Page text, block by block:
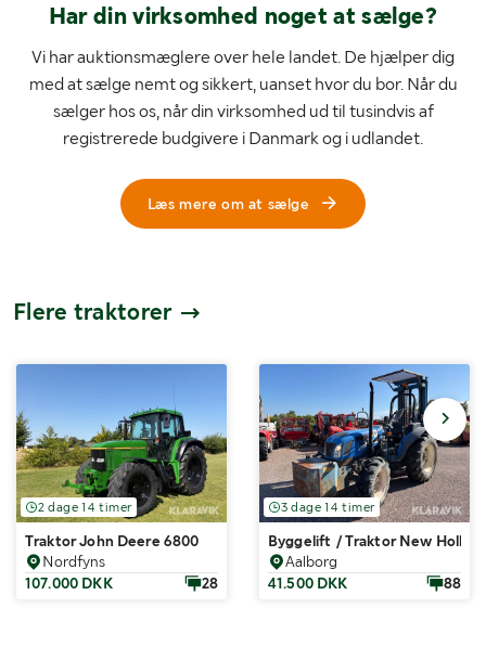
Har din virksomhed noget at sælge?
Vi har auktionsmæglere over hele landet. De hjælper dig
med at sælge nemt og sikkert, uanset hvor du bor. Når du
sælger hos os, når din virksomhed ud til tusindvis af
registrerede budgivere i Danmark og i udlandet.
Læs mere om at sælge
Flere traktorer
2 dage 14 timer
Traktor John Deere 6800
Nordfyns
107.000 DKK
28
3 dage 14 timer
Byggelift / Traktor New
Aalborg
41.500 DKK
88